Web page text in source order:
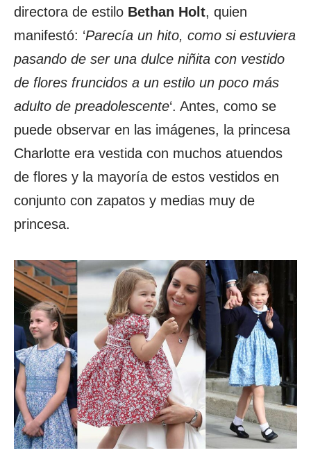
directora de estilo Bethan Holt, quien
manifestó: ‘Parecía un hito, como si estuviera
pasando de ser una dulce niñita con vestido
de flores fruncidos a un estilo un poco más
adulto de preadolescente‘. Antes, como se
puede observar en las imágenes, la princesa
Charlotte era vestida con muchos atuendos
de flores y la mayoría de estos vestidos en
conjunto con zapatos y medias muy de
princesa.